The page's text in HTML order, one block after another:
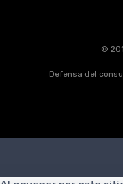
©
Defensa del